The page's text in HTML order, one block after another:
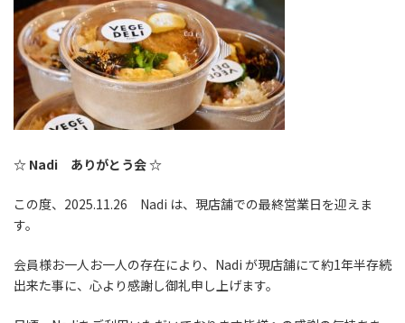
☆ Nadi ありがとう会 ☆
この度、2025.11.26 Nadi は、現店舗での最終営業日を迎えま
す。
会員様お一人お一人の存在により、Nadi が現店舗にて約1年半存続
出来た事に、心より感謝し御礼申し上げます。